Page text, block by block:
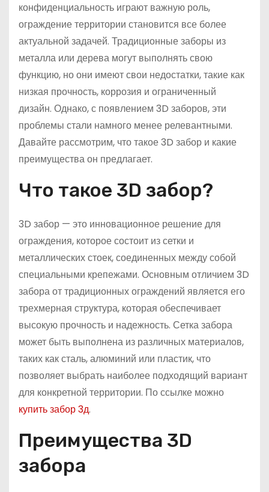
конфиденциальность играют важную роль,
ограждение территории становится все более
актуальной задачей. Традиционные заборы из
металла или дерева могут выполнять свою
функцию, но они имеют свои недостатки, такие как
низкая прочность, коррозия и ограниченный
дизайн. Однако, с появлением 3D заборов, эти
проблемы стали намного менее релевантными.
Давайте рассмотрим, что такое 3D забор и какие
преимущества он предлагает.
Что такое 3D забор?
3D забор — это инновационное решение для
ограждения, которое состоит из сетки и
металлических стоек, соединенных между собой
специальными крепежами. Основным отличием 3D
забора от традиционных ограждений является его
трехмерная структура, которая обеспечивает
высокую прочность и надежность. Сетка забора
может быть выполнена из различных материалов,
таких как сталь, алюминий или пластик, что
позволяет выбрать наиболее подходящий вариант
для конкретной территории. По ссылке можно
купить забор 3д.
Преимущества 3D
забора